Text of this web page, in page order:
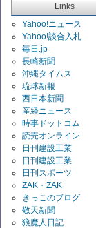
Links
Yahoo!ニュース
Yahoo!談合入札
毎日.jp
長崎新聞
沖縄タイムス
琉球新報
西日本新聞
産経ニュース
時事ドットコム
読売オンライン
日刊建設工業
日刊建設工業
日刊スポーツ
ZAK・ZAK
きっこのブログ
敬天新聞
狼魔人日記